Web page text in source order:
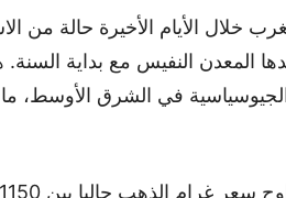
خلال الأيام الأخيرة حالة من
المعدن النفيس مع بداية
الجيوسياسية في الشرق